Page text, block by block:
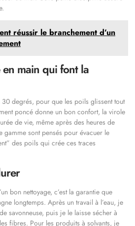
réussir le branchement d’un
en main qui font la
30 degrés, pour que les poils glissent tout
poncé donne un bon confort, la virole
de vie, même après des heures de
gamme sont pensés pour évacuer le
des poils qui crée ces traces
bon nettoyage, c’est la garantie que
longtemps. Après un travail à l’eau, je
savonneuse, puis je le laisse sécher à
fibres. Pour les produits à solvants, je